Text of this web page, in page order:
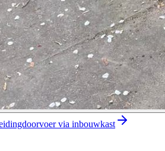
via inbouwkast